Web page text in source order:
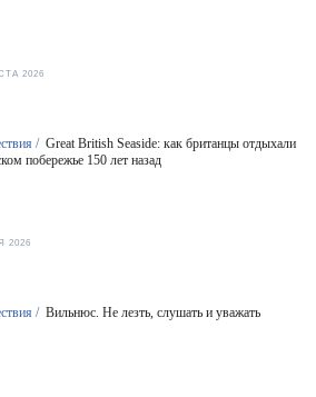
2026
/ Great British Seaside: как британцы отдыхали
побережье 150 лет назад
2026
/ Вильнюс. Не лезть, слушать и уважать